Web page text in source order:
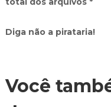
Diga não a pirataria!
Você